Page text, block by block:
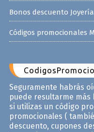
Bonos descuento Joyería
Códigos promocionales
Seguramente habrás
puede resultarme más
si utilizas un código
promocionales (
descuento, cupones